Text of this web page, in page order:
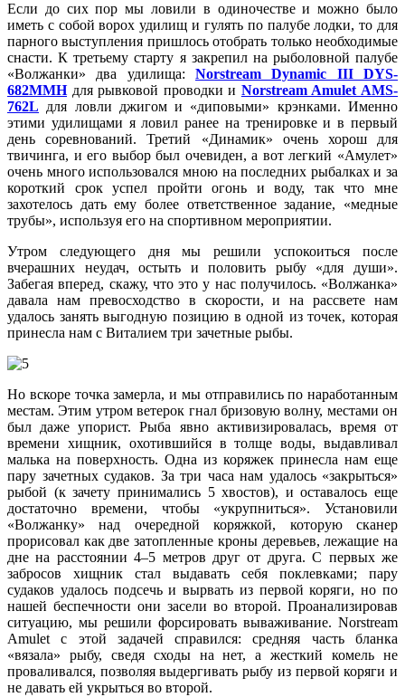
Если до сих пор мы ловили в одиночестве и можно было
иметь с собой ворох удилищ и гулять по палубе лодки, то для
парного выступления пришлось отобрать только необходимые
снасти. К третьему старту я закрепил на рыболовной палубе
«Волжанки» два удилища: Norstream Dynamic III DYS-
682MMHдля рывковой проводки и Norstream Amulet AMS-
762L для ловли джигом и «диповыми» крэнками. Именно
этими удилищами я ловил ранее на тренировке и в первый
день соревнований. Третий «Динамик» очень хорош для
твичинга, и его выбор был очевиден, а вот легкий «Амулет»
очень много использовался мною на последних рыбалках и за
короткий срок успел пройти огонь и воду, так что мне
захотелось дать ему более ответственное задание, «медные
трубы», используя его на спортивном мероприятии.
Утром следующего дня мы решили успокоиться после
вчерашних неудач, остыть и половить рыбу «для души».
Забегая вперед, скажу, что это у нас получилось. «Волжанка»
давала нам превосходство в скорости, и на рассвете нам
удалось занять выгодную позицию в одной из точек, которая
принесла нам с Виталием три зачетные рыбы.
Но вскоре точка замерла, и мы отправились по наработанным
местам. Этим утром ветерок гнал бризовую волну, местами он
был даже упорист. Рыба явно активизировалась, время от
времени хищник, охотившийся в толще воды, выдавливал
малька на поверхность. Одна из коряжек принесла нам еще
пару зачетных судаков. За три часа нам удалось «закрыться»
рыбой (к зачету принимались 5 хвостов), и оставалось еще
достаточно времени, чтобы «укрупниться». Установили
«Волжанку» над очередной коряжкой, которую сканер
прорисовал как две затопленные кроны деревьев, лежащие на
дне на расстоянии 4–5 метров друг от друга. С первых же
забросов хищник стал выдавать себя поклевками; пару
судаков удалось подсечь и вырвать из первой коряги, но по
нашей беспечности они засели во второй. Проанализировав
ситуацию, мы решили форсировать вываживание. Norstream
Amulet с этой задачей справился: средняя часть бланка
«вязала» рыбу, сведя сходы на нет, а жесткий комель не
проваливался, позволяя выдергивать рыбу из первой коряги и
не давать ей укрыться во второй.